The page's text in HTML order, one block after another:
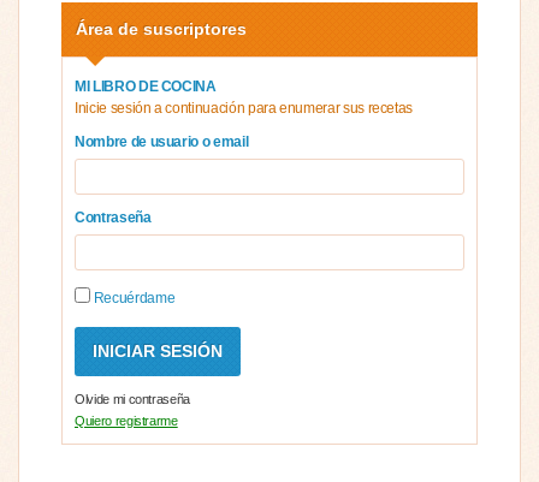
Área de suscriptores
MI LIBRO DE COCINA
Inicie sesión a continuación para enumerar sus recetas
Nombre de usuario o email
Contraseña
Recuérdame
Olvide mi contraseña
Quiero registrarme